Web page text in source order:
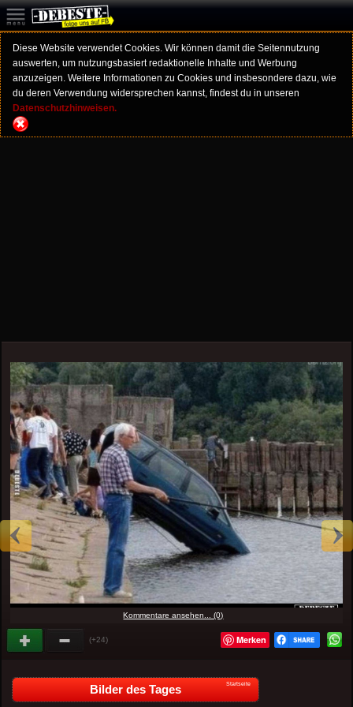
Diese Website verwendet Cookies. Wir können damit die Seitennutzung
auswerten, um nutzungsbasiert redaktionelle Inhalte und Werbung
anzuzeigen. Weitere Informationen zu Cookies und insbesondere dazu, wie
du deren Verwendung widersprechen kannst, findest du in unseren
Datenschutzhinweisen.
Kommentare ansehen... (0)
(+24) Merken
Bilder des Tages Startseite